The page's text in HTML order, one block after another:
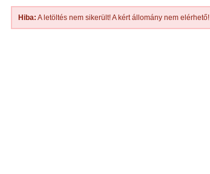
Hiba: A letöltés nem sikerült! A kért állomány nem elérhető!